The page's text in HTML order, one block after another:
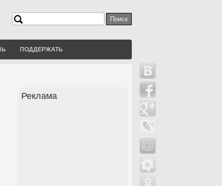
Форма поиска
Поиск
ПОДДЕРЖАТЬ
Реклама